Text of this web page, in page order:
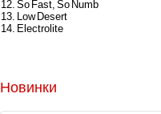
12. So Fast, So Numb
13. Low Desert
14. Electrolite
Новинки